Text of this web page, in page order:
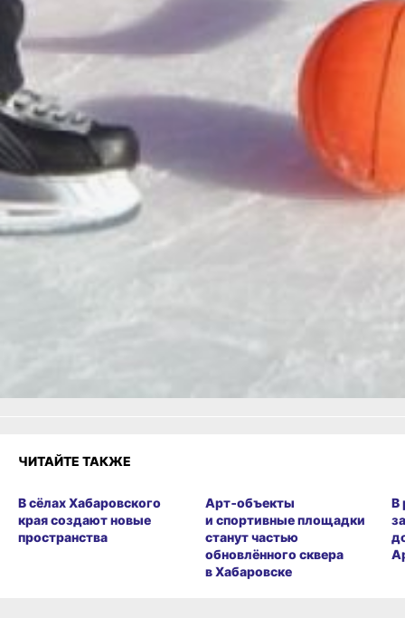
по мас-рестлингу (0+)
для всех желающих
в спортивной школе
«Атлант» (ул. Гагарина, 35,
тел. 8 (4214) 19-12-99).
В ТЕМУ:
Зоосад «Приамурский»
приглашает хабаровчан
и гостей города провести
новогодние каникулы
Читайте нас в соцсетях:
ВКонтакте
Одноклассники, Телеграм
илиЯндекс.ДзениМАКС
ЧИТАЙТЕ ТАКЖЕ
В сёлах Хабаровского
края создают новые
пространства
Арт‑объекты
и спортивные площадки
станут частью
обновлённого сквера
в Хабаровске
В